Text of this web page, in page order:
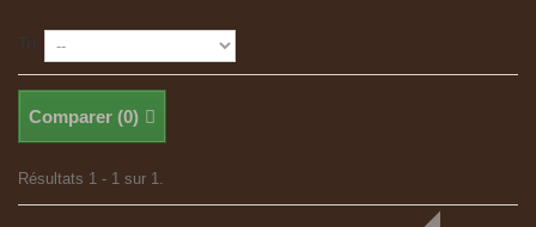
Comparer (0)
Résultats 1 - 1 sur 1.